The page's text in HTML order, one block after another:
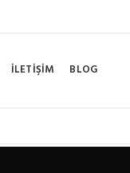
İLETİŞİM BLOG